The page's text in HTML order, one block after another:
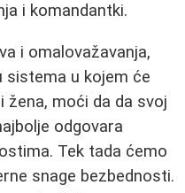
i komandantki.
i omalovažavanja,
sistema u kojem će
žena, moći da da svoj
odgovara
Tek tada ćemo
snage bezbednosti.